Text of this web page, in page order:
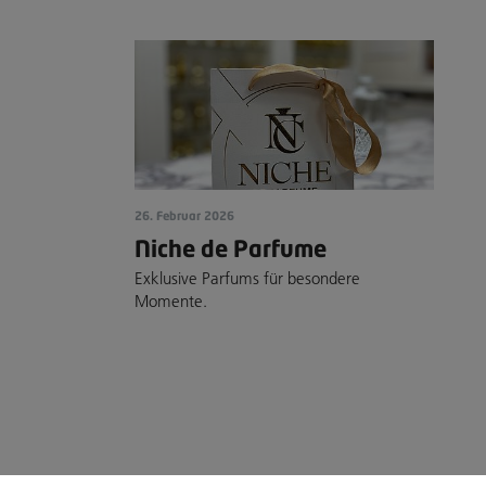
26. Februar 2026
Niche de Parfume
Exklusive Parfums für besondere
Momente.